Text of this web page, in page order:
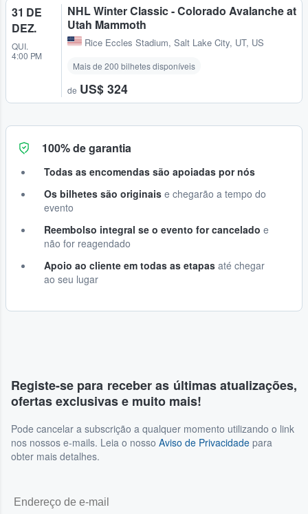
31 DE
DEZ.
QUI.
4:00 PM
NHL Winter Classic - Colorado Avalanche at
Utah Mammoth
Rice Eccles Stadium, Salt Lake City, UT, US
Mais de 200 bilhetes disponíveis
de US$ 324
100% de garantia
Todas as encomendas são apoiadas por nós
Os bilhetes são originais e chegarão a tempo do
evento
Reembolso integral se o evento for cancelado e
não for reagendado
Apoio ao cliente em todas as etapas até chegar
ao seu lugar
Registe-se para receber as últimas atualizações,
ofertas exclusivas e muito mais!
Pode cancelar a subscrição a qualquer momento utilizando o link
nos nossos e-mails. Leia o nosso Aviso de Privacidade para
obter mais detalhes.